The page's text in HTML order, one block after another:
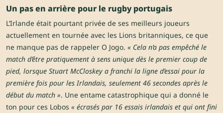
Un pas en arrière pour le rugby portugais
L’Irlande était pourtant privée de ses meilleurs joueurs
actuellement en tournée avec les Lions britanniques, ce que
ne manque pas de rappeler O Jogo. « Cela n’a pas empêché le
match d’être pratiquement à sens unique dès le premier coup de
pied, lorsque Stuart McCloskey a franchi la ligne d’essai pour la
première fois pour les Irlandais, seulement 46 secondes après le
début du match ». Une entame catastrophique qui a donné le
ton pour ces Lobos « écrasés par 16 essais irlandais et qui ont fini